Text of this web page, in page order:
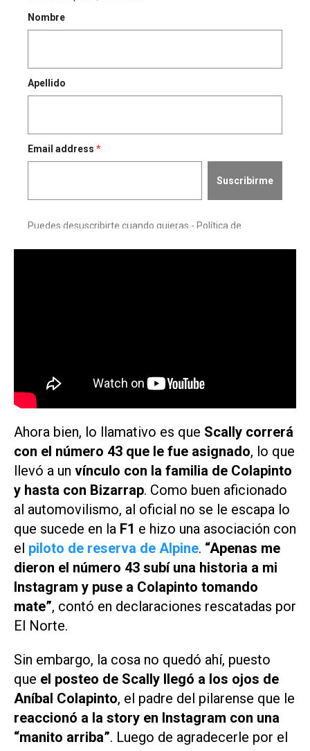
Ahora bien, lo llamativo es que Scally correrá
con el número 43 que le fue asignado, lo que
llevó a un vínculo con la familia de Colapinto
y hasta con Bizarrap. Como buen aficionado
al automovilismo, al oficial no se le escapa lo
que sucede en la F1 e hizo una asociación con
el piloto de reserva de Alpine. “Apenas me
dieron el número 43 subí una historia a mi
Instagram y puse a Colapinto tomando
mate”, contó en declaraciones rescatadas por
El Norte.
Sin embargo, la cosa no quedó ahí, puesto
que el posteo de Scally llegó a los ojos de
Aníbal Colapinto, el padre del pilarense que le
reaccionó a la story en Instagram con una
“manito arriba”. Luego de agradecerle por el